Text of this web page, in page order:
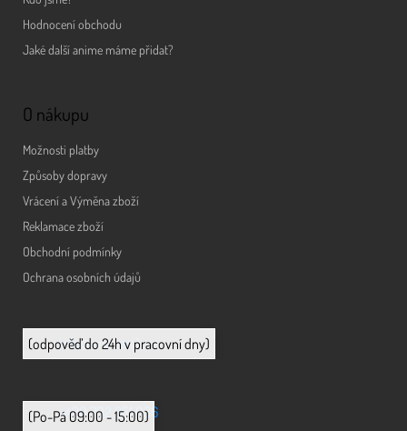
Hodnocení obchodu
Jaké další anime máme přidat?
O nákupu
Možnosti platby
Způsoby dopravy
Vrácení a Výměna zboží
Reklamace zboží
Obchodní podmínky
Ochrana osobních údajů
info@animerch.cz
(odpověď do 24h v pracovní dny)
+420 702 851 036
(Po-Pá 09:00 - 15:00)